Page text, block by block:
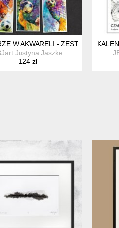
W AKWARELI - ZESTAW 9
Justyna Jaszke
124 zł